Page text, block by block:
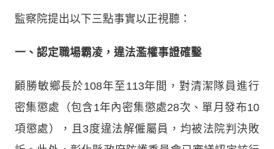
監察院提出以下三點事實以正視聽：
一、認定職場霸凌，違法濫權事證確鑿
顧勝敏鄉長於108年至113年間，對清潔隊員進行
密集懲處（包含1年內密集懲處28次、單月發布10
項懲處），且3度違法解僱屬員，均被法院判決敗